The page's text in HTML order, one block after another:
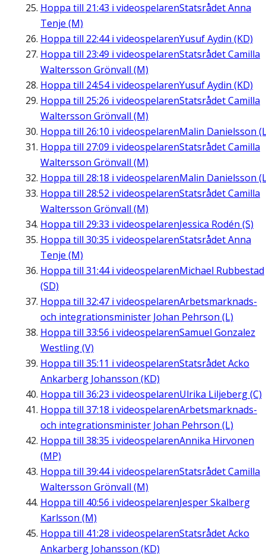
Hoppa till 21:43 i videospelarenStatsrådet Anna
Tenje (M)
Hoppa till 22:44i videospelarenYusuf Aydin (KD)
Hoppa till 23:49 i videospelarenStatsrådet Camilla
Waltersson Grönvall (M)
Hoppa till 24:54i videospelarenYusuf Aydin (KD)
Hoppa till 25:26 i videospelarenStatsrådet Camilla
Waltersson Grönvall (M)
Hoppa till 26:10 i videospelarenMalin Danielsson
Hoppa till 27:09 i videospelarenStatsrådet Camilla
Waltersson Grönvall (M)
Hoppa till 28:18 i videospelarenMalin Danielsson
Hoppa till 28:52 i videospelarenStatsrådet Camilla
Waltersson Grönvall (M)
Hoppa till 29:33 i videospelarenJessica Rodén (S)
Hoppa till 30:35 i videospelarenStatsrådet Anna
Tenje (M)
Hoppa till 31:44i videospelarenMichael Rubbestad
(SD)
Hoppa till 32:47 i videospelarenArbetsmarknads-
och integrationsminister Johan Pehrson (L)
Hoppa till 33:56 i videospelarenSamuel Gonzalez
Westling (V)
Hoppa till 35:11 i videospelarenStatsrådet Acko
Ankarberg Johansson (KD)
Hoppa till 36:23 i videospelarenUlrika Liljeberg (C)
Hoppa till 37:18 i videospelarenArbetsmarknads-
och integrationsminister Johan Pehrson (L)
Hoppa till 38:35 i videospelarenAnnika Hirvonen
(MP)
Hoppa till 39:44i videospelarenStatsrådet Camilla
Waltersson Grönvall (M)
Hoppa till 40:56 i videospelarenJesper Skalberg
Karlsson (M)
Hoppa till 41:28 i videospelarenStatsrådet Acko
Ankarberg Johansson (KD)